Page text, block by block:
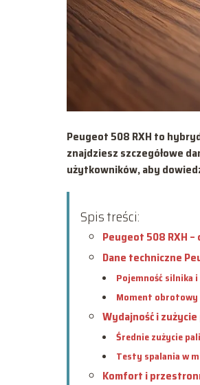
Peugeot 508 RXH to
znajdziesz szczegółowe
użytkowników, aby
Spis treści:
Peugeot 508 RXH –
Dane techniczne
Pojemność silnika
Moment obrotowy
Wydajność i
Średnie zużycie
Testy spalania w
Komfort i